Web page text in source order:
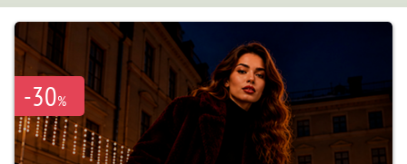
-30%